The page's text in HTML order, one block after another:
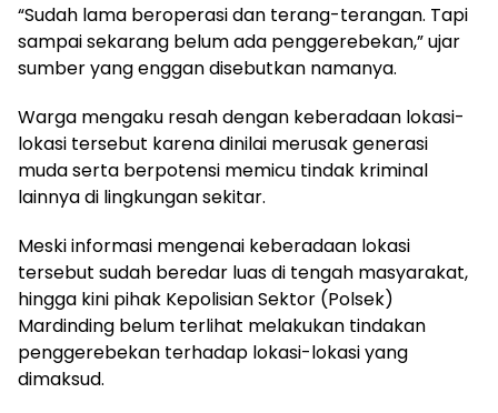
“Sudah lama beroperasi dan terang-terangan. Tapi
sampai sekarang belum ada penggerebekan,” ujar
sumber yang enggan disebutkan namanya.
Warga mengaku resah dengan keberadaan lokasi-
lokasi tersebut karena dinilai merusak generasi
muda serta berpotensi memicu tindak kriminal
lainnya di lingkungan sekitar.
Meski informasi mengenai keberadaan lokasi
tersebut sudah beredar luas di tengah masyarakat,
hingga kini pihak Kepolisian Sektor (Polsek)
Mardinding belum terlihat melakukan tindakan
penggerebekan terhadap lokasi-lokasi yang
dimaksud.